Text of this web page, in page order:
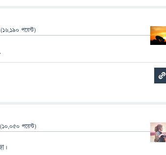
(16,190 পয়েন্ট)
(10,050 পয়েন্ট)